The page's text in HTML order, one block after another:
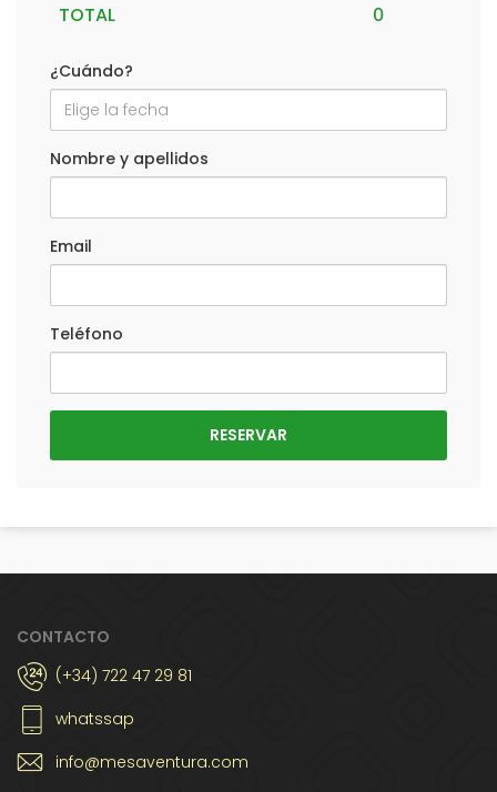
TOTAL
¿Cuándo?
Nombre y apellidos
Email
Teléfono
CONTACTO
(+34) 722 47 29 81
whatssap
info@mesaventura.com